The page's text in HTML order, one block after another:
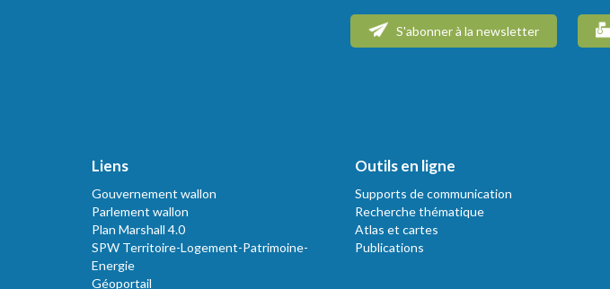
S'abonner à la newsletter
Liens
Gouvernement wallon
Parlement wallon
Plan Marshall 4.0
SPW Territoire-Logement-Patrimoine-
Energie
Géoportail
Outils en ligne
Supports de communication
Recherche thématique
Atlas et cartes
Publications